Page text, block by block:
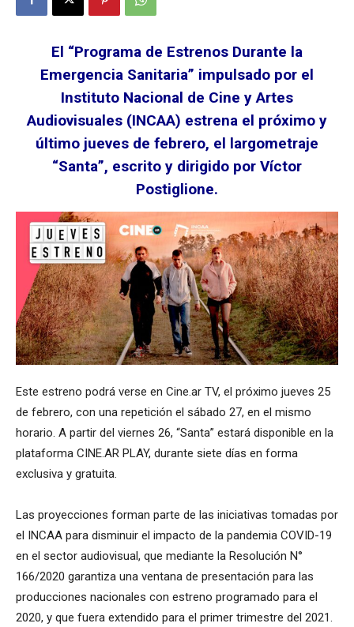
El “Programa de Estrenos Durante la
Emergencia Sanitaria” impulsado por el
Instituto Nacional de Cine y Artes
Audiovisuales (INCAA) estrena el próximo y
último jueves de febrero, el largometraje
“Santa”, escrito y dirigido por Víctor
Postiglione.
Este estreno podrá verse en Cine.ar TV, el próximo jueves 25
de febrero, con una repetición el sábado 27, en el mismo
horario. A partir del viernes 26, “Santa” estará disponible en la
plataforma CINE.AR PLAY, durante siete días en forma
exclusiva y gratuita.
Las proyecciones forman parte de las iniciativas tomadas por
el INCAA para disminuir el impacto de la pandemia COVID-19
en el sector audiovisual, que mediante la Resolución N°
166/2020 garantiza una ventana de presentación para las
producciones nacionales con estreno programado para el
2020, y que fuera extendido para el primer trimestre del 2021.